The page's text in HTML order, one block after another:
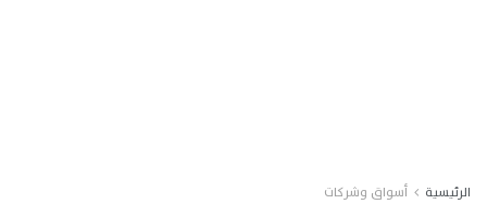
الرئيسية أسواق وشركات